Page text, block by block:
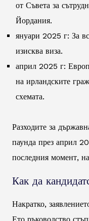
от Съвета за
Йордания.
януари 2025 г: За
изисква виза.
април 2025 г:
на ирландските
схемата.
Разходите за
паунда през април
последния момент,
Как да
Накратко,